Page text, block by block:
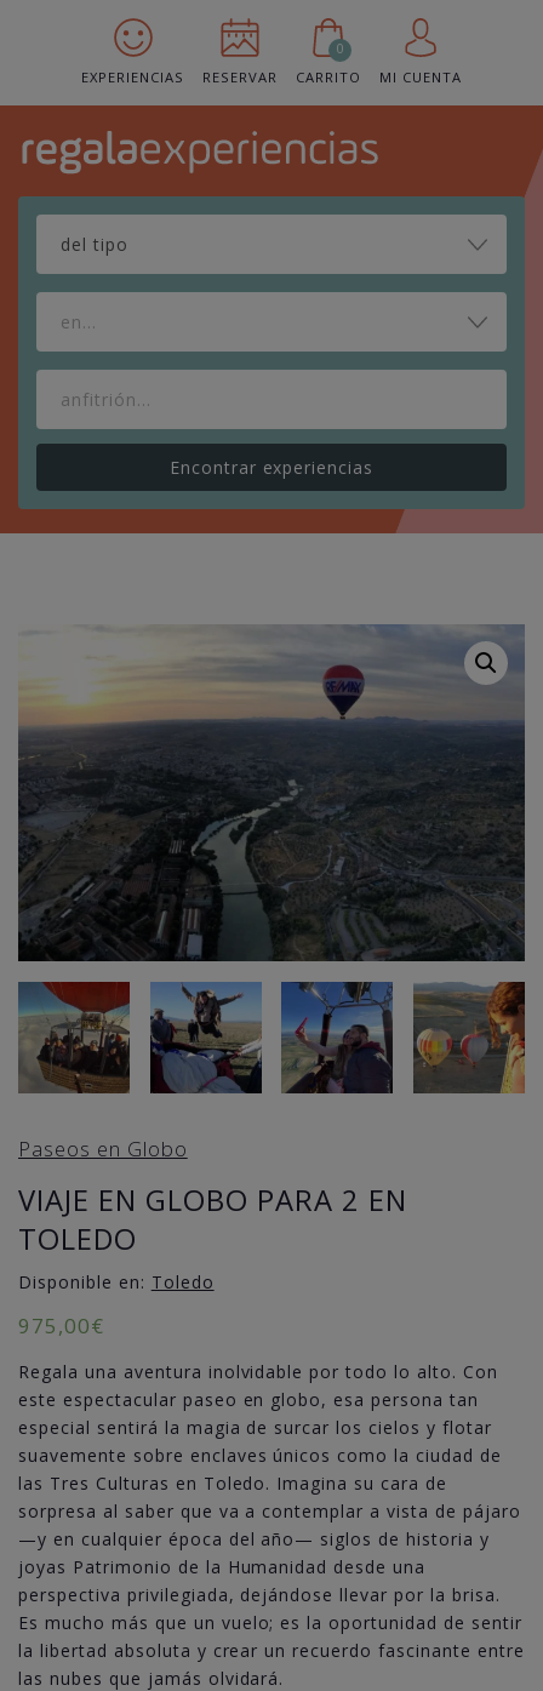
EXPERIENCIAS RESERVAR
0
CARRITO
MI CUENTA
en...
Paseos en Globo
VIAJE EN GLOBO PARA 2 EN
TOLEDO
Disponible en: Toledo
975,00€
Regala una aventura inolvidable por todo lo alto. Con
este espectacular paseo en globo, esa persona tan
especial sentirá la magia de surcar los cielos y flotar
suavemente sobre enclaves únicos como la ciudad de
las Tres Culturas en Toledo. Imagina su cara de
sorpresa al saber que va a contemplar a vista de pájaro
—y en cualquier época del año— siglos de historia y
joyas Patrimonio de la Humanidad desde una
perspectiva privilegiada, dejándose llevar por la brisa.
Es mucho más que un vuelo; es la oportunidad de sentir
la libertad absoluta y crear un recuerdo fascinante entre
las nubes que jamás olvidará.